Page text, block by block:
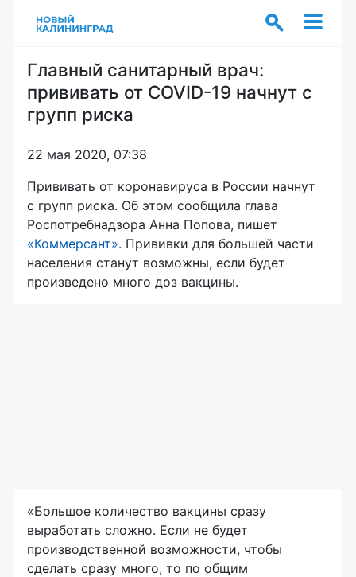
Главный санитарный врач:
прививать от COVID-19 начнут с
групп риска
22 мая 2020, 07:38
Прививать от коронавируса в России начнут
с групп риска. Об этом сообщила глава
Роспотребнадзора Анна Попова, пишет
«Коммерсант». Прививки для большей части
населения станут возможны, если будет
произведено много доз вакцины.
«Большое количество вакцины сразу
выработать сложно. Если не будет
производственной возможности, чтобы
сделать сразу много, то по общим